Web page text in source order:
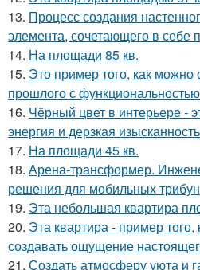
13. Процесс создания
элемента, сочетающего в себе
14. На площади 85 кв.
15. Это пример того, как можно
прошлого с
16. Чёрный цвет в интерьере -
энергия и дерзкая
17. На площади 45 кв.
18. Арена-трансформер.
решения для мобильных трибун
19. Эта небольшая квартира
20. Эта квартира - пример того,
создавать ощущение
21. Создать атмосферу уюта и